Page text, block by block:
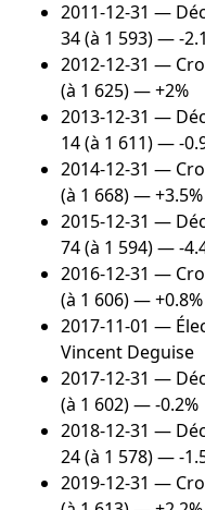
2011-12-31 —
34 (à 1 593) — -
2012-12-31 —
(à 1 625) — +2%
2013-12-31 —
14 (à 1 611) — -
2014-12-31 —
(à 1 668) — +3.5%
2015-12-31 —
74 (à 1 594) — -
2016-12-31 —
(à 1 606) — +0.8%
2017-11-01 —
Vincent Deguise
2017-12-31 —
(à 1 602) — -0.2%
2018-12-31 —
24 (à 1 578) — -
2019-12-31 —